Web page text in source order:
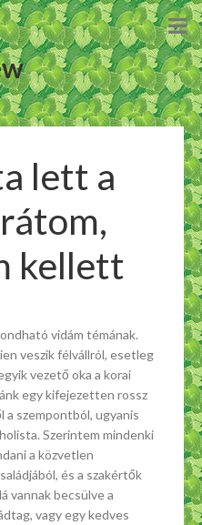
lett a
kellett
vidám témának.
veszik félvállról, esetleg
vezető oka a korai
egy kifejezetten rossz
a szempontból, ugyanis
Szerintem mindenki
a közvetlen
és a szakértők
vannak becsülve a
vagy egy kedves